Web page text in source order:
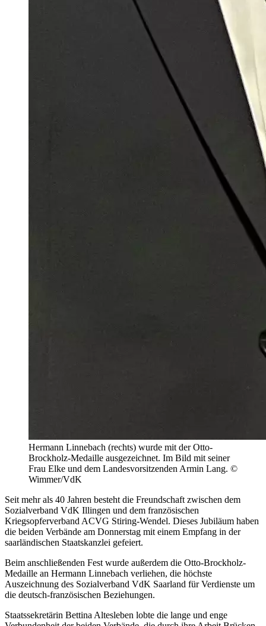
Hermann Linnebach (rechts) wurde mit der Otto-
Brockholz-Medaille ausgezeichnet. Im Bild mit seiner
Frau Elke und dem Landesvorsitzenden Armin Lang. ©
Wimmer/VdK
Seit mehr als 40 Jahren besteht die Freundschaft zwischen dem
Sozialverband VdK Illingen und dem französischen
Kriegsopferverband ACVG Stiring-Wendel. Dieses Jubiläum haben
die beiden Verbände am Donnerstag mit einem Empfang in der
saarländischen Staatskanzlei gefeiert.
Beim anschließenden Fest wurde außerdem die Otto-Brockholz-
Medaille an Hermann Linnebach verliehen, die höchste
Auszeichnung des Sozialverband VdK Saarland für Verdienste um
die deutsch-französischen Beziehungen.
Staatssekretärin Bettina Altesleben lobte die lange und enge